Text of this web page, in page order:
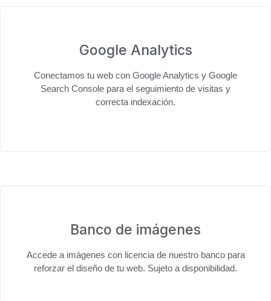
Google Analytics
Conectamos tu web con Google Analytics y Google
Search Console para el seguimiento de visitas y
correcta indexación.
Banco de imágenes
Accede a imágenes con licenciade nuestro banco para
reforzar el diseño de tu web. Sujeto a disponibilidad.